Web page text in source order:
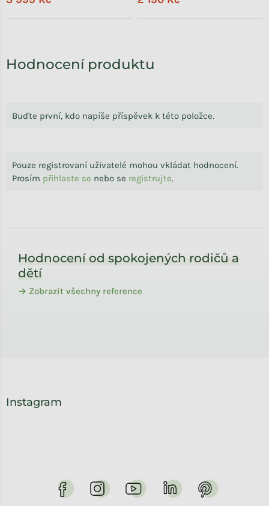
Hodnocení produktu
Buďte první, kdo napíše příspěvek k této položce.
Pouze registrovaní uživatelé mohou vkládat hodnocení.
Prosím přihlaste se nebo se registrujte.
Hodnocení od spokojených rodičů a
dětí
→ Zobrazit všechny reference
Instagram